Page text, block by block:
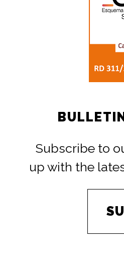
Subscribe to
up with the